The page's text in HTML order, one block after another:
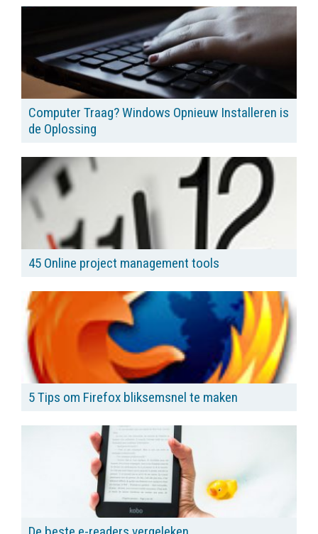
Computer Traag? Windows Opnieuw Installeren is
de Oplossing
45 Online project management tools
5 Tips om Firefox bliksemsnel te maken